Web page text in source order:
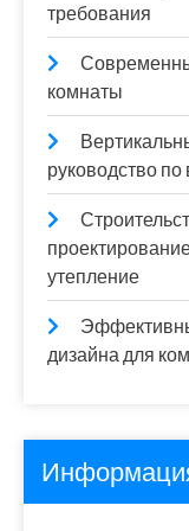
требования
комнаты
руководство
утепление
дизайна для